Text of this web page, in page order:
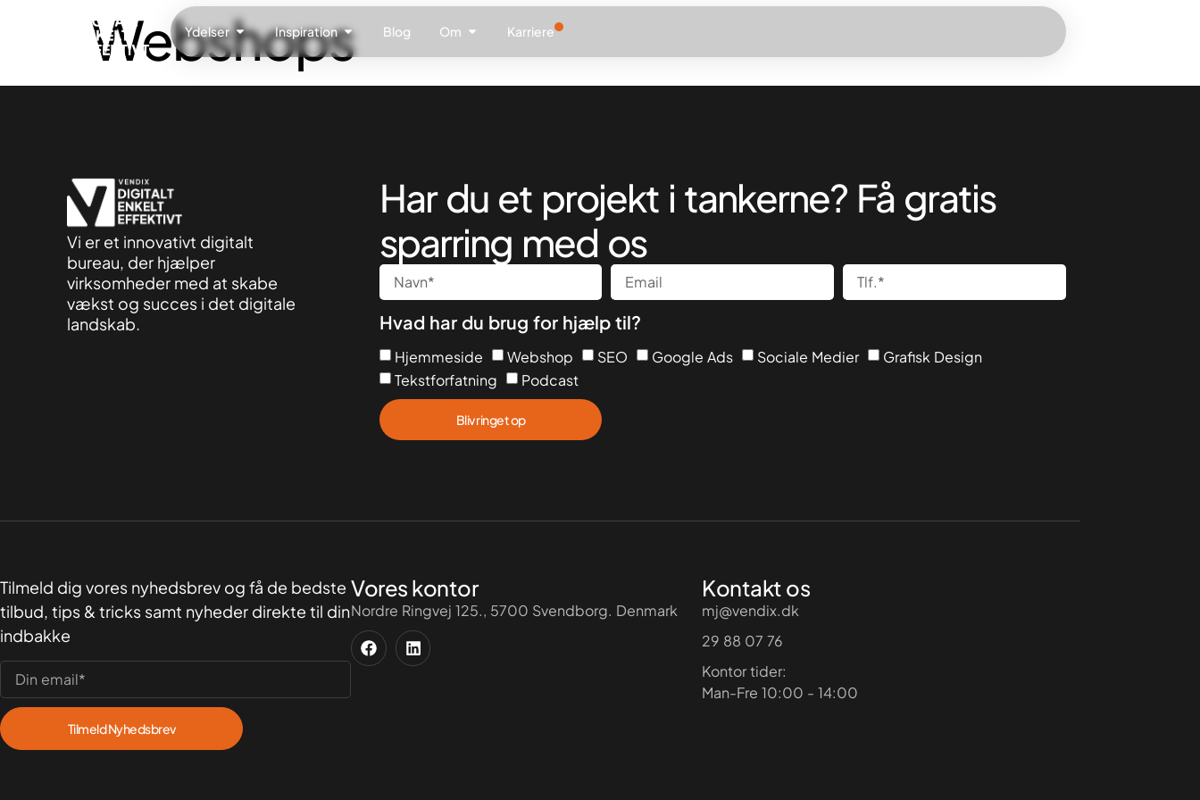
Ydelser Inspiration Blog Om Karriere
Webshops
Vi er et innovativt digitalt
bureau, der hjælper
virksomheder med at skabe
vækst og succes i det digitale
landskab.
Har du et projekt i tankerne? Få gratis
sparring med os
Hvad har du brug for hjælp til?
Hjemmeside Webshop SEO Google Ads Sociale Medier
Grafisk Design
Tekstforfatning
Podcast
Bliv ringet op
Tilmeld dig vores nyhedsbrev og få de bedste
tilbud, tips & tricks samt nyheder direkte til din
indbakke
Tilmeld Nyhedsbrev
Vores kontor
Nordre Ringvej 125., 5700 Svendborg. Denmark
Kontakt os
mj@vendix.dk
29 88 07 76
Kontor tider:
Man-Fre 10:00 - 14:00